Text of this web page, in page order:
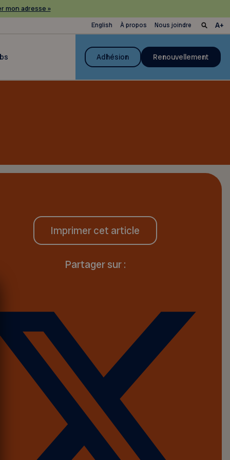
mon adresse »
English À propos Nous joindre
Adhésion Renouvellement
Imprimer cet article
Partager sur :